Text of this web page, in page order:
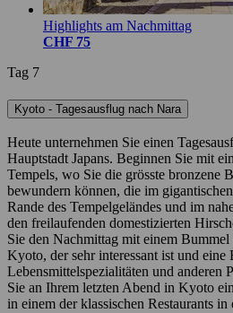
Highlights am Nachmittag
CHF 75
Tag 7
Kyoto - Tagesausflug nach Nara
Heute unternehmen Sie einen
Hauptstadt Japans. Beginnen Sie mit
Tempels, wo Sie die grösste bronzene
bewundern können, die im
Rande des Tempelgeländes und im
den freilaufenden domestizierten
Sie den Nachmittag mit einem
Kyoto, der sehr interessant ist und eine
Lebensmittelspezialitäten und anderen
Sie an Ihrem letzten Abend in Kyoto
in einem der klassischen Restaurants